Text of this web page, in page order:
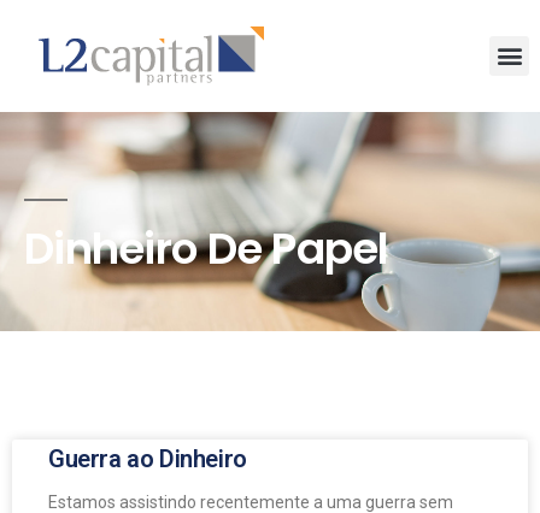
Dinheiro De Papel
Guerra ao Dinheiro
Estamos assistindo recentemente a uma guerra sem